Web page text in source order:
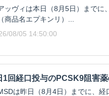
ッヴィは本日（8月5日）までに
商品名エプキンリ）...
08/05 14:50:00
1回経口投与のPCSK9阻害
は昨日（8月4日）までに、経